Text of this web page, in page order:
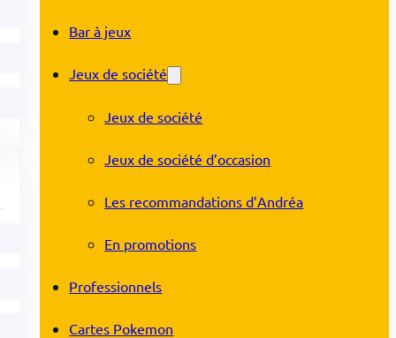
Bar à jeux
Jeux de société
Jeux de société
Jeux de société d’occasion
Les recommandations d’Andréa
En promotions
Professionnels
Cartes Pokemon